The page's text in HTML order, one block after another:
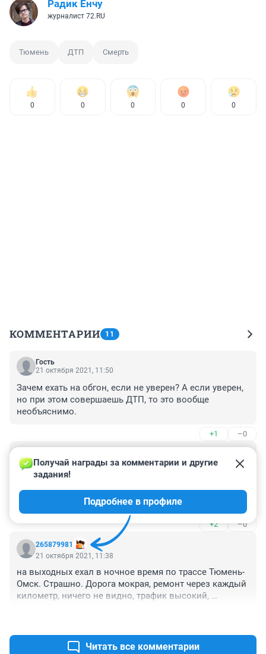
Радик Енчу
журналист 72.RU
Тюмень ДТП Смерть
0 0 0 0 0
КОММЕНТАРИИ 11
Гость
21 октября 2021, 11:50
Зачем ехать на обгон, если не уверен? А если уверен,
но при этом совершаешь ДТП, то это вообще
необъяснимо.
+1 –0
21 октября 2021, 11:47
Невнимательность или самоуверенность водилы
тойты стоила людям жизни, а компаниям
грузовладельцам и перевозчикам огромного
"гемороя". Не даром говорят "Не уверен, не обгоняй"
+2 –0
265879981
Получай награды за комментарии и другие
задания!
Подробнее в профиле
21 октября 2021, 11:38
на выходных ехал в ночное время по трассе Тюмень-
Омск. Страшно. Дорога мокрая, ремонт через каждый
километр, ничего не видно, трафик высокий,
Читать все комментарии